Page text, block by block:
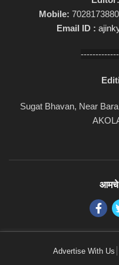
Mobile:
Email ID :
Sugat Bhavan, Near
आमचे
Advertise With Us